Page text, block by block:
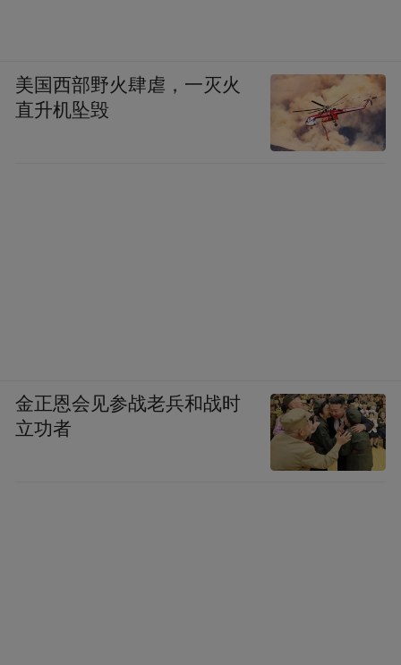
美国西部野火肆虐，一灭火
直升机坠毁
金正恩会见参战老兵和战时
立功者